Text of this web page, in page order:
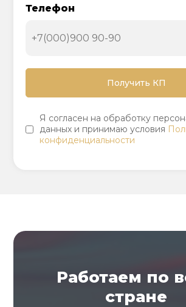
Телефон
Я согласен на обработку
данных и принимаю условия
конфиденциальности
Работаем по
стране